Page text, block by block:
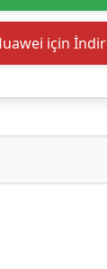
için İndir